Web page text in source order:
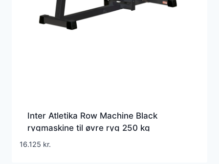
Inter Atletika Row Machine Black
rygmaskine til øvre ryg 250 kg
16.125 kr.